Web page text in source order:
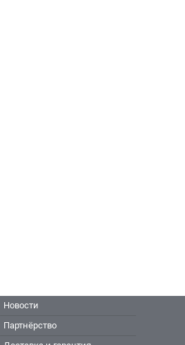
Новости
Партнёрство